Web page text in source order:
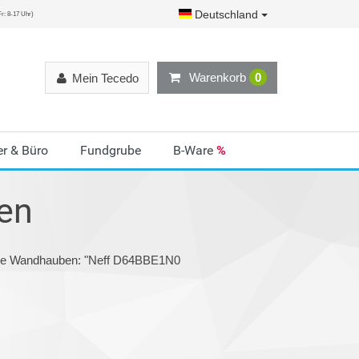
8-17 Uhr) Deutschland
Warenkorb 0
Mein Tecedo
& Büro Fundgrube B-Ware %
Wandhauben: "Neff D64BBE1N0